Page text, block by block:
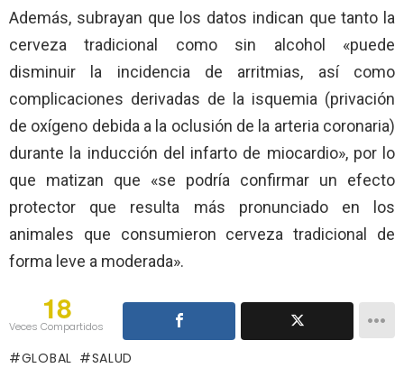
Además, subrayan que los datos indican que tanto la
cerveza tradicional como sin alcohol «puede
disminuir la incidencia de arritmias, así como
complicaciones derivadas de la isquemia (privación
de oxígeno debida a la oclusión de la arteria coronaria)
durante la inducción del infarto de miocardio», por lo
que matizan que «se podría confirmar un efecto
protector que resulta más pronunciado en los
animales que consumieron cerveza tradicional de
forma leve a moderada».
18
Veces Compartidos
GLOBAL SALUD